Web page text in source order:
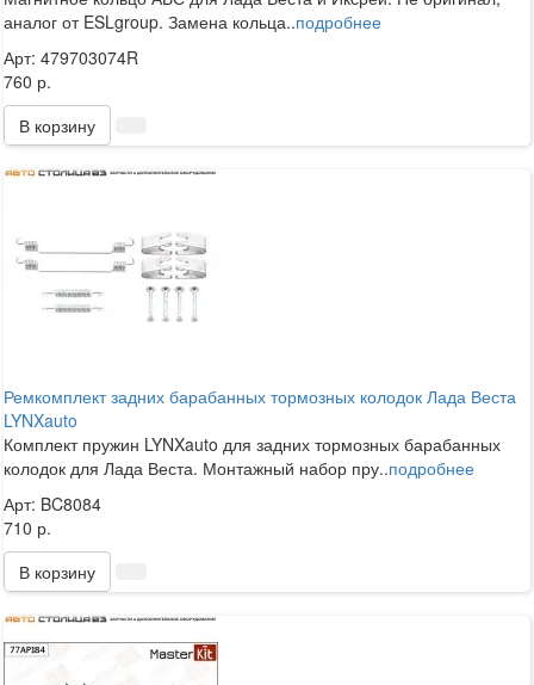
аналог от ESLgroup. Замена кольца..подробнее
Арт: 479703074R
760 р.
В корзину
Ремкомплект задних барабанных тормозных колодок Лада Веста
LYNXauto
Комплект пружин LYNXauto для задних тормозных барабанных
колодок для Лада Веста. Монтажный набор пру..подробнее
Арт: BC8084
710 р.
В корзину